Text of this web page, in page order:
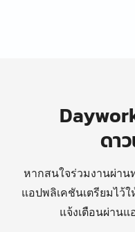
ดา
หากสนใจร่วมงานผ่าน
แอปพลิเคชันเตรียมไว้
แจ้งเตือนผ่าน